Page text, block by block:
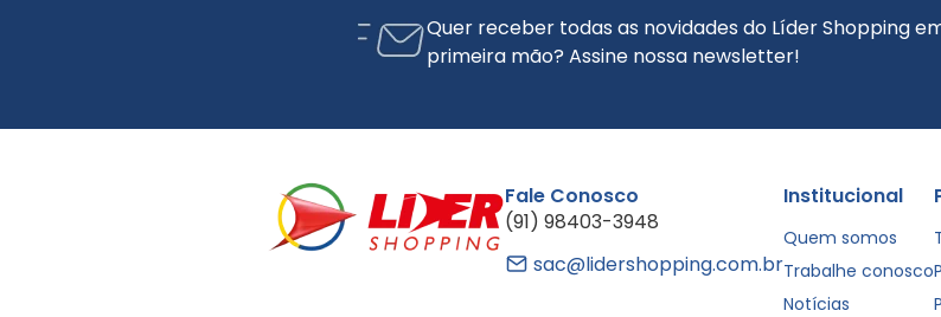
Quer receber todas as novidades do Líder Shopping
primeira mão? Assine nossa newsletter!
Fale Conosco
(91) 98403-3948
sac@lidershopping.com.br
Institucional
Quem somos
Trabalhe conosco
Notícias